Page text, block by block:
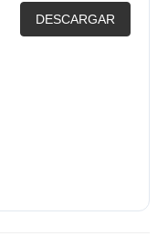
DESCARGAR